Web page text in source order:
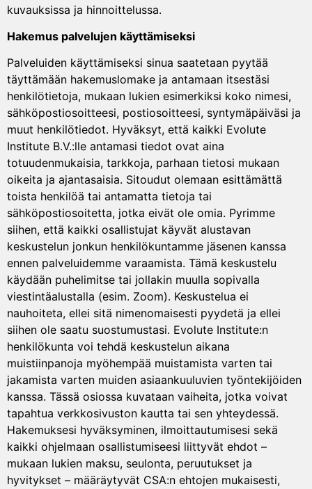
kuvauksissa ja hinnoittelussa.
Hakemus palvelujen käyttämiseksi
Palveluiden käyttämiseksi sinua saatetaan pyytää
täyttämään hakemuslomake ja antamaan itsestäsi
henkilötietoja, mukaan lukien esimerkiksi koko nimesi,
sähköpostiosoitteesi, postiosoitteesi, syntymäpäiväsi ja
muut henkilötiedot. Hyväksyt, että kaikki Evolute
Institute B.V.:lle antamasi tiedot ovat aina
totuudenmukaisia, tarkkoja, parhaan tietosi mukaan
oikeita ja ajantasaisia. Sitoudut olemaan esittämättä
toista henkilöä tai antamatta tietoja tai
sähköpostiosoitetta, jotka eivät ole omia. Pyrimme
siihen, että kaikki osallistujat käyvät alustavan
keskustelun jonkun henkilökuntamme jäsenen kanssa
ennen palveluidemme varaamista. Tämä keskustelu
käydään puhelimitse tai jollakin muulla sopivalla
viestintäalustalla (esim. Zoom). Keskustelua ei
nauhoiteta, ellei sitä nimenomaisesti pyydetä ja ellei
siihen ole saatu suostumustasi. Evolute Institute:n
henkilökunta voi tehdä keskustelun aikana
muistiinpanoja myöhempää muistamista varten tai
jakamista varten muiden asiaankuuluvien työntekijöiden
kanssa. Tässä osiossa kuvataan vaiheita, jotka voivat
tapahtua verkkosivuston kautta tai sen yhteydessä.
Hakemuksesi hyväksyminen, ilmoittautumisesi sekä
kaikki ohjelmaan osallistumiseesi liittyvät ehdot –
mukaan lukien maksu, seulonta, peruutukset ja
hyvitykset – määräytyvät CSA:n ehtojen mukaisesti,